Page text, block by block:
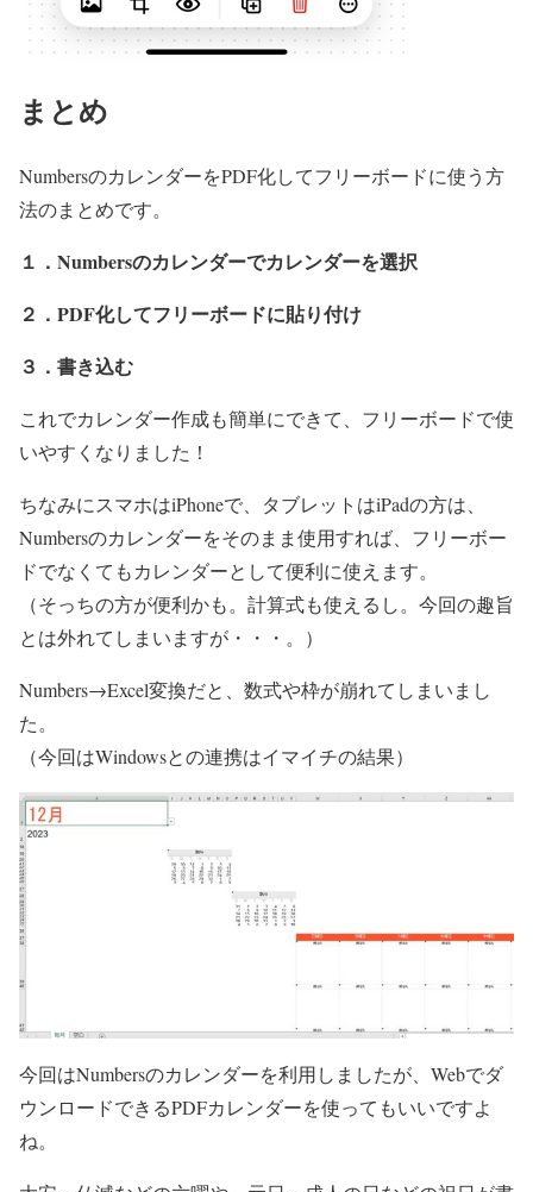
まとめ
NumbersのカレンダーをPDF化してフリーボードに使う方
法のまとめです。
１．Numbersのカレンダーでカレンダーを選択
２．PDF化してフリーボードに貼り付け
３．書き込む
これでカレンダー作成も簡単にできて、フリーボードで使
いやすくなりました！
ちなみにスマホはiPhoneで、タブレットはiPadの方は、
Numbersのカレンダーをそのまま使用すれば、フリーボー
ドでなくてもカレンダーとして便利に使えます。
（そっちの方が便利かも。計算式も使えるし。今回の趣旨
とは外れてしまいますが・・・。）
Numbers→Excel変換だと、数式や枠が崩れてしまいまし
た。
（今回はWindowsとの連携はイマイチの結果）
今回はNumbersのカレンダーを利用しましたが、Webでダ
ウンロードできるPDFカレンダーを使ってもいいですよ
ね。